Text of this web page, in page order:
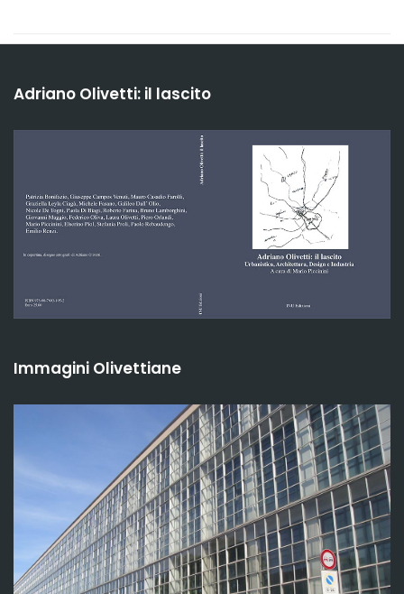
Adriano Olivetti: il lascito
Immagini Olivettiane